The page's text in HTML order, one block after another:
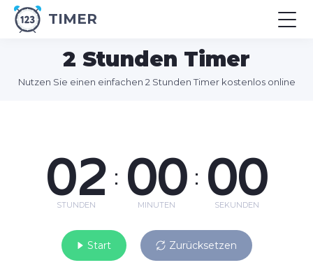
TIMER
2 Stunden Timer
Nutzen Sie einen einfachen 2 Stunden Timer kostenlos online
02
STUNDEN
: 00
MINUTEN
: 00
SEKUNDEN
Start Zurücksetzen